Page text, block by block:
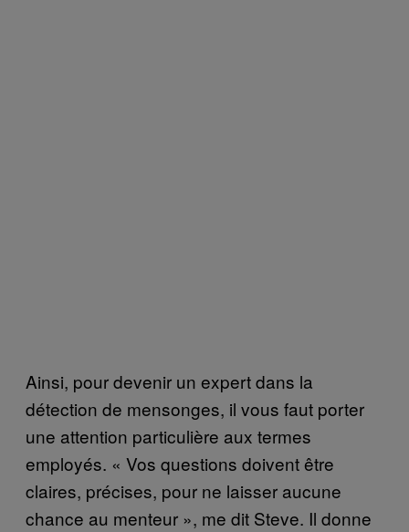
Ainsi, pour devenir un expert dans la
détection de mensonges, il vous faut porter
une attention particulière aux termes
employés. « Vos questions doivent être
claires, précises, pour ne laisser aucune
chance au menteur », me dit Steve. Il donne